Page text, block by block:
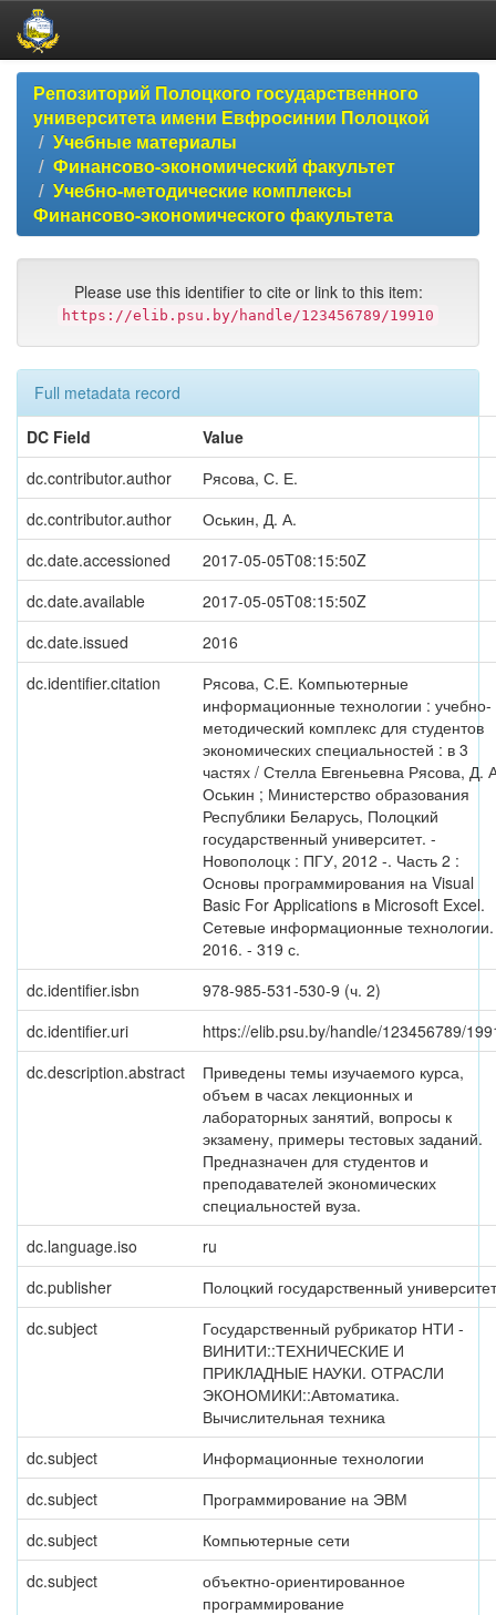
Skip
navigationРепозиторий Полоцкого государственного
университета имени Евфросинии Полоцкой
Учебные материалы
Финансово-экономический факультет
Учебно-методические комплексы
Финансово-экономического факультета
Please use this identifier to cite or link to this item:
https://elib.psu.by/handle/123456789/19910
Full metadata record
DC Field
Value
dc.contributor.author
Рясова, С. Е.
dc.contributor.author
Оськин, Д. А.
dc.date.accessioned
2017-05-05T08:15:50Z
dc.date.available
2017-05-05T08:15:50Z
dc.date.issued
2016
dc.identifier.citation
Рясова, С.Е. Компьютерные
информационные технологии : учебно-
методический комплекс для студентов
экономических специальностей : в 3
частях / Стелла Евгеньевна Рясова, Д.
Оськин ; Министерство образования
Республики Беларусь, Полоцкий
государственный университет. -
Новополоцк : ПГУ, 2012 -. Часть 2 :
Основы программирования на Visual
Basic For Applications в Microsoft Excel.
Сетевые информационные
2016. - 319 с.
dc.identifier.isbn
978-985-531-530-9 (ч. 2)
dc.identifier.uri
https://elib.psu.by/handle/123456789/
dc.description.abstract
Приведены темы изучаемого курса,
объем в часах лекционных и
лабораторных занятий, вопросы к
экзамену, примеры тестовых заданий.
Предназначен для студентов и
преподавателей экономических
специальностей вуза.
dc.language.iso
ru
dc.publisher
Полоцкий государственный университет
dc.subject
Государственный рубрикатор НТИ -
ВИНИТИ::ТЕХНИЧЕСКИЕ И
ПРИКЛАДНЫЕ НАУКИ. ОТРАСЛИ
ЭКОНОМИКИ::Автоматика.
Вычислительная техника
dc.subject
Информационные технологии
dc.subject
Программирование на ЭВМ
dc.subject
Компьютерные сети
dc.subject
объектно-ориентированное
программирование